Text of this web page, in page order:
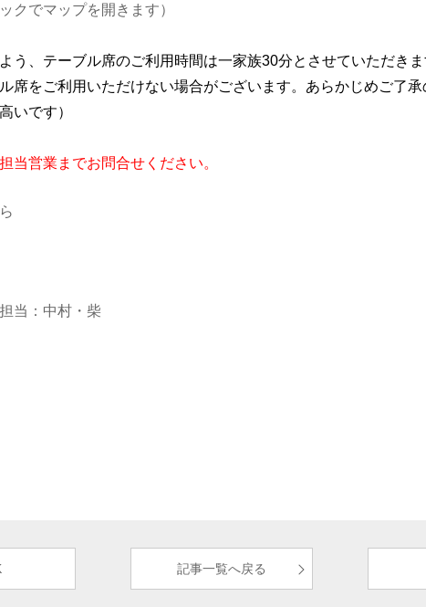
ックでマップを開きます）
う、テーブル席のご利用時間は一家族30分とさせていただき
席をご利用いただけない場合がございます。あらかじめご
いです）
当営業までお問合せください。
当：中村・柴
記事一覧へ戻る